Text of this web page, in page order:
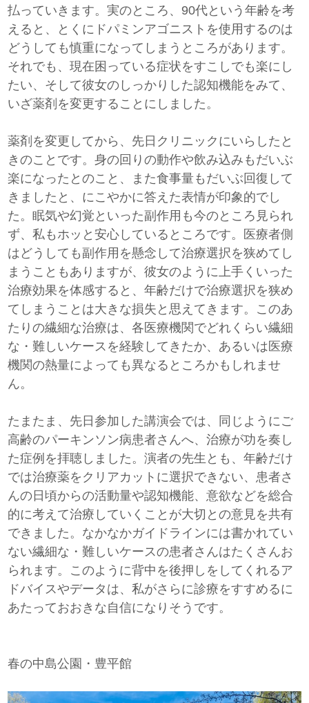
払っていきます。実のところ、90代という年齢を考
えると、とくにドパミンアゴニストを使用するのは
どうしても慎重になってしまうところがあります。
それでも、現在困っている症状をすこしでも楽にし
たい、そして彼女のしっかりした認知機能をみて、
いざ薬剤を変更することにしました。
薬剤を変更してから、先日クリニックにいらしたと
きのことです。身の回りの動作や飲み込みもだいぶ
楽になったとのこと、また食事量もだいぶ回復して
きましたと、にこやかに答えた表情が印象的でし
た。眠気や幻覚といった副作用も今のところ見られ
ず、私もホッと安心しているところです。医療者側
はどうしても副作用を懸念して治療選択を狭めてし
まうこともありますが、彼女のように上手くいった
治療効果を体感すると、年齢だけで治療選択を狭め
てしまうことは大きな損失と思えてきます。このあ
たりの繊細な治療は、各医療機関でどれくらい繊細
な・難しいケースを経験してきたか、あるいは医療
機関の熱量によっても異なるところかもしれませ
ん。
たまたま、先日参加した講演会では、同じようにご
高齢のパーキンソン病患者さんへ、治療が功を奏し
た症例を拝聴しました。演者の先生とも、年齢だけ
では治療薬をクリアカットに選択できない、患者さ
んの日頃からの活動量や認知機能、意欲などを総合
的に考えて治療していくことが大切との意見を共有
できました。なかなかガイドラインには書かれてい
ない繊細な・難しいケースの患者さんはたくさんお
られます。このように背中を後押しをしてくれるア
ドバイスやデータは、私がさらに診療をすすめるに
あたっておおきな自信になりそうです。
春の中島公園・豊平館